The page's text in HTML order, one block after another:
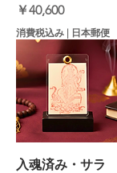
価格
￥40,600
消費税込み | 日本郵便
入魂済み・サラ